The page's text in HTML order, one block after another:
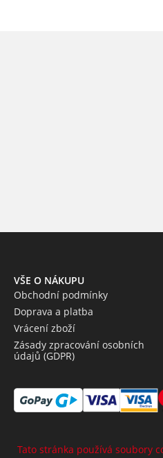
VŠE O NÁKUPU
Obchodní podmínky
Doprava a platba
Vrácení zboží
Zásady zpracování osobních
údajů (GDPR)
Tato stránka používá soubory